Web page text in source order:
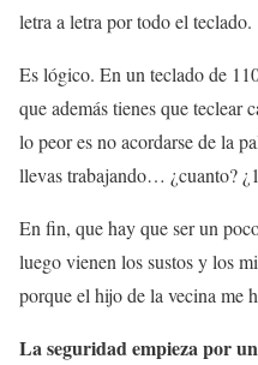
letra a letra por todo el teclado.
Es lógico. En un teclado de
que además tienes que teclear
lo peor es no acordarse de la
llevas trabajando… ¿cuanto?
En fin, que hay que ser un
luego vienen los sustos y los
porque el hijo de la vecina me
La seguridad empieza por